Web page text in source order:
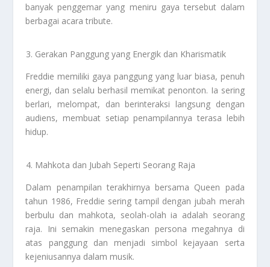
banyak penggemar yang meniru gaya tersebut dalam
berbagai acara tribute.
Gerakan Panggung yang Energik dan Kharismatik
Freddie memiliki gaya panggung yang luar biasa, penuh
energi, dan selalu berhasil memikat penonton. Ia sering
berlari, melompat, dan berinteraksi langsung dengan
audiens, membuat setiap penampilannya terasa lebih
hidup.
Mahkota dan Jubah Seperti Seorang Raja
Dalam penampilan terakhirnya bersama Queen pada
tahun 1986, Freddie sering tampil dengan jubah merah
berbulu dan mahkota, seolah-olah ia adalah seorang
raja. Ini semakin menegaskan persona megahnya di
atas panggung dan menjadi simbol kejayaan serta
kejeniusannya dalam musik.